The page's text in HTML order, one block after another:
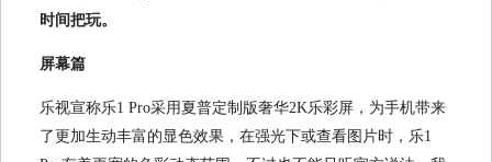
时间把玩。
屏幕篇
乐视宣称乐1 Pro采用夏普定制版奢华2K乐彩屏，为手机带来
了更加生动丰富的显色效果，在强光下或查看图片时，乐1